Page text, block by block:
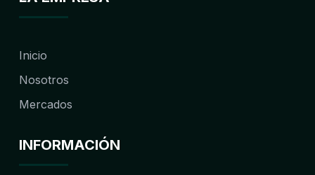
Inicio
Nosotros
Mercados
INFORMACIÓN